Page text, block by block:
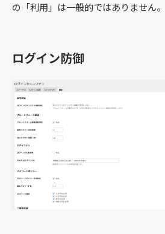
の「利用」は一般的ではありません。
ログイン防御